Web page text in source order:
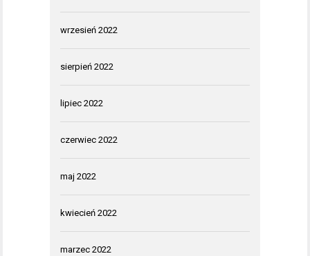
wrzesień 2022
sierpień 2022
lipiec 2022
czerwiec 2022
maj 2022
kwiecień 2022
marzec 2022